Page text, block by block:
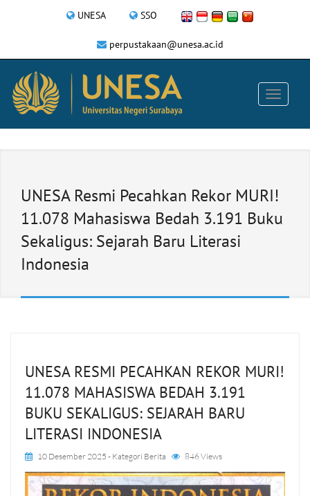
UNESA SSO
perpustakaan@unesa.ac.id
UNESA Resmi Pecahkan Rekor MURI!
11.078 Mahasiswa Bedah 3.191 Buku
Sekaligus: Sejarah Baru Literasi
Indonesia
UNESA RESMI PECAHKAN REKOR MURI!
11.078 MAHASISWA BEDAH 3.191
BUKU SEKALIGUS: SEJARAH BARU
LITERASI INDONESIA
10 Desember 2025 - Kategori Berita 846 Views